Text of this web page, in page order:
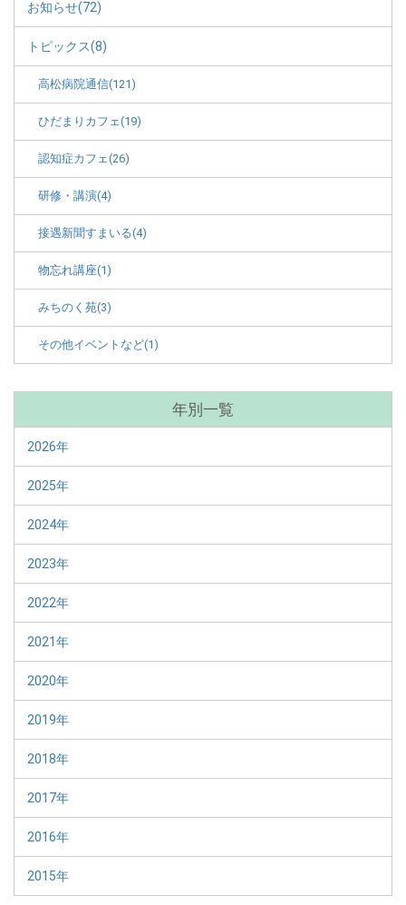
お知らせ(72)
トピックス(8)
高松病院通信(121)
ひだまりカフェ(19)
認知症カフェ(26)
研修・講演(4)
接遇新聞すまいる(4)
物忘れ講座(1)
みちのく苑(3)
その他イベントなど(1)
年別一覧
2026年
2025年
2024年
2023年
2022年
2021年
2020年
2019年
2018年
2017年
2016年
2015年